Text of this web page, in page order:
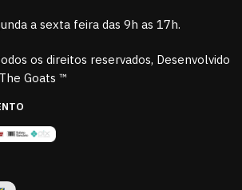
a sexta feira das 9h as 17h.
os direitos reservados, Desenvolvido
Goats ™